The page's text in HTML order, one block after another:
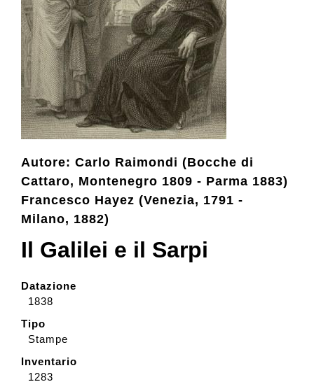
Collezione
Contatti e biglietti
Accessibilità
Dona
Cerca
Autore: Carlo Raimondi (Bocche di
Cattaro, Montenegro 1809 - Parma 1883)
Francesco Hayez (Venezia, 1791 -
Milano, 1882)
Il Galilei e il Sarpi
Datazione
1838
Tipo
Stampe
Inventario
1283